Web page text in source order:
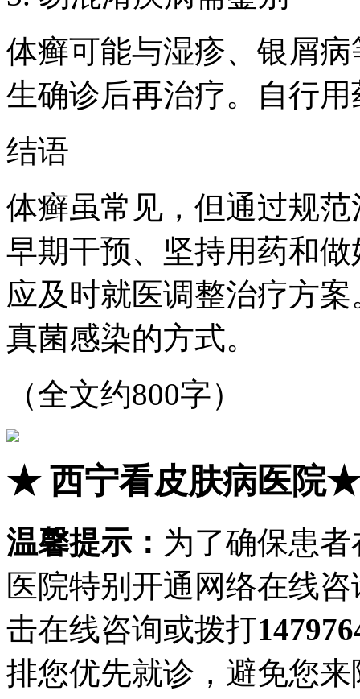
体癣可能与湿疹、银屑
生确诊后再治疗。自行
结语
体癣虽常见，但通过规
早期干预、坚持用药和
应及时就医调整治疗方
真菌感染的方式。
（全文约800字）
★西宁看皮肤病医院★
温馨提示： 为了确保患
医院特别开通网络在线
击在线咨询或拨打
排您优先就诊，避免您